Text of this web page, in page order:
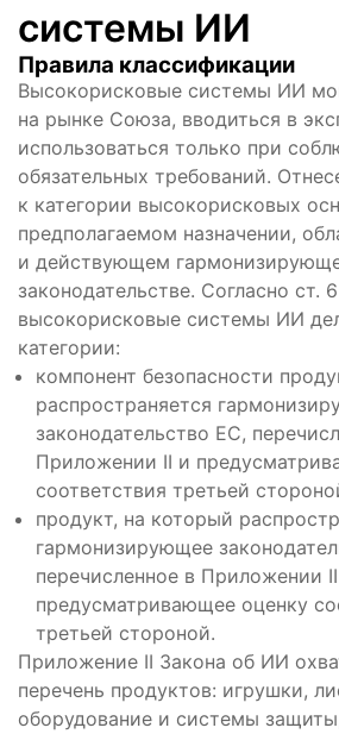
системы ИИ
Правила классификации
Высокорисковые системы ИИ
на рынке Союза, вводиться в
использоваться только при
обязательных требований.
к категории высокорисковых
предполагаемом назначении,
и действующем
законодательстве. Согласно ст.
высокорисковые системы ИИ
категории:
компонент безопасности
распространяется
законодательство ЕС,
Приложении II и
соответствия третьей
продукт, на который
гармонизирующее
перечисленное в Приложении
предусматривающее оценку
третьей стороной.
Приложение II Закона об ИИ
перечень продуктов: игрушки,
оборудование и системы